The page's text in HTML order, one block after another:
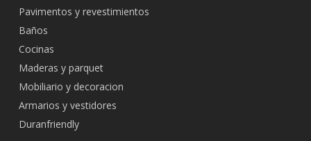
Pavimentos y revestimientos
Baños
Cocinas
Maderas y parquet
Mobiliario y decoracion
Armarios y vestidores
Duranfriendly